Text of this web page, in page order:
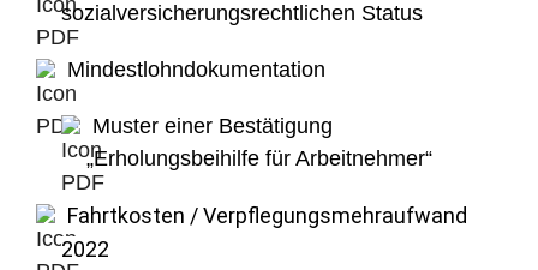
sozialversicherungsrechtlichen Status
Mindestlohndokumentation
Muster einer Bestätigung
„Erholungsbeihilfe für Arbeitnehmer“
Fahrtkosten / Verpflegungsmehraufwand
2022